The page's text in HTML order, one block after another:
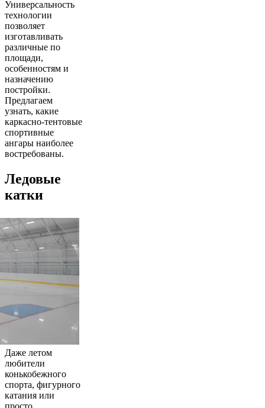
Универсальность
технологии
позволяет
изготавливать
различные по
площади,
особенностям и
назначению
постройки.
Предлагаем
узнать, какие
каркасно-тентовые
спортивные
ангары наиболее
востребованы.
Ледовые
катки
Даже летом
любители
конькобежного
спорта, фигурного
катания или